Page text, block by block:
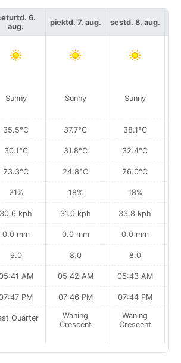
6.
aug.
Sunny
35.5°C
30.1°C
23.3°C
21%
30.6 kph
0.0 mm
9.0
AM
PM
Quarter
piektd. 7. aug.
Sunny
37.7°C
31.8°C
24.8°C
18%
31.0 kph
0.0 mm
8.0
05:42 AM
07:46 PM
Waning
Crescent
sestd. 8. aug.
Sunny
38.1°C
32.4°C
26.0°C
18%
33.8 kph
0.0 mm
8.0
05:43 AM
07:44 PM
Waning
Crescent